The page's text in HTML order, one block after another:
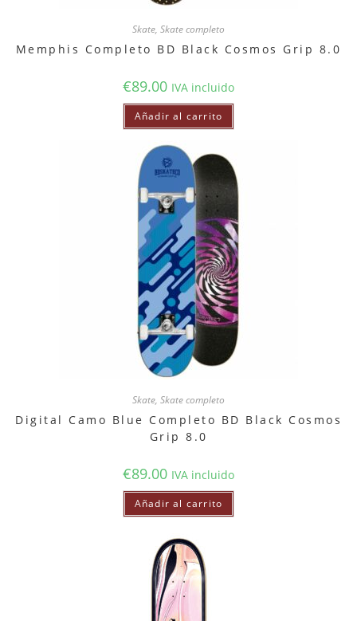
Skate, Skate completo
Memphis Completo BD Black Cosmos Grip 8.0
€89.00 IVA incluido
Añadir al carrito
Skate, Skate completo
Digital Camo Blue Completo BD Black Cosmos
Grip 8.0
€89.00 IVA incluido
Añadir al carrito